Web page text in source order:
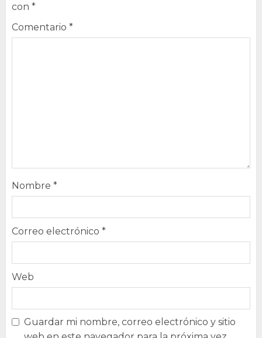
con *
Comentario *
Nombre *
Correo electrónico *
Web
Guardar mi nombre, correo electrónico y sitio